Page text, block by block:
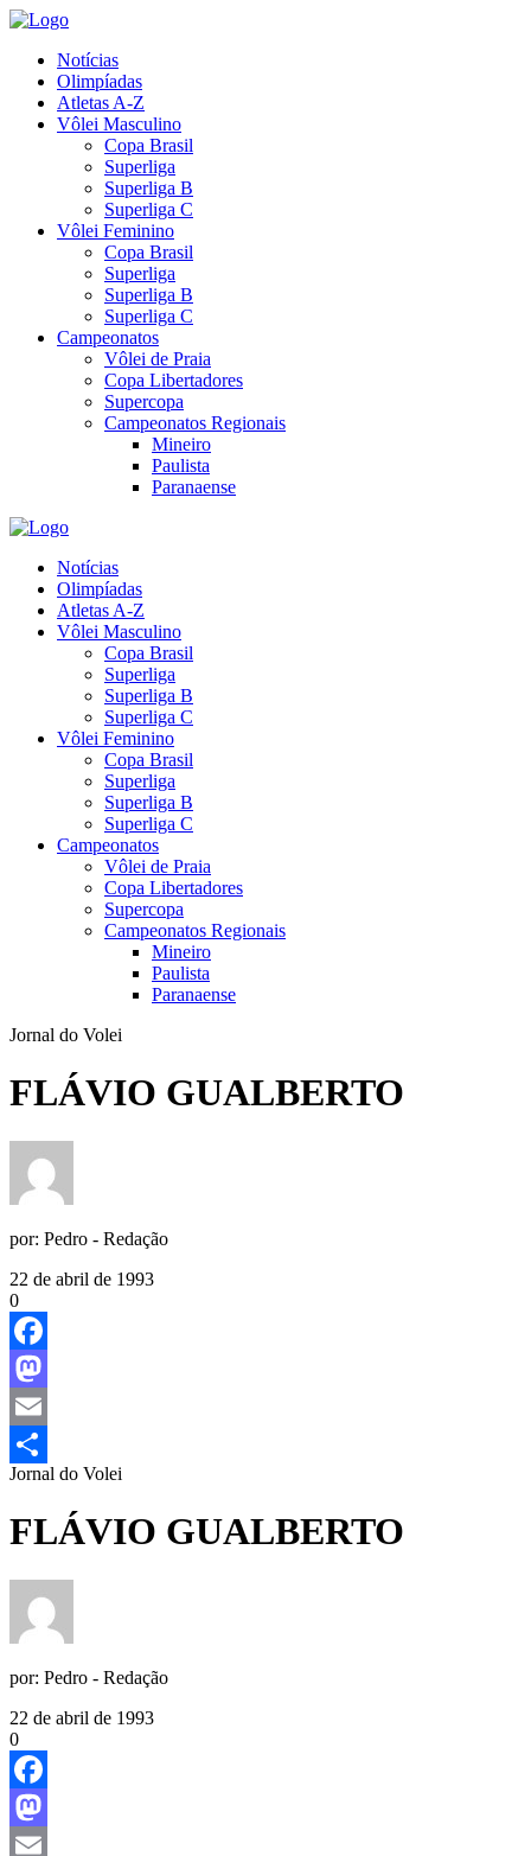
Notícias
Olimpíadas
Atletas A-Z
Vôlei Masculino
Copa Brasil
Superliga
Superliga B
Superliga C
Vôlei Feminino
Copa Brasil
Superliga
Superliga B
Superliga C
Campeonatos
Vôlei de Praia
Copa Libertadores
Supercopa
Campeonatos Regionais
Mineiro
Paulista
Paranaense
Notícias
Olimpíadas
Atletas A-Z
Vôlei Masculino
Copa Brasil
Superliga
Superliga B
Superliga C
Vôlei Feminino
Copa Brasil
Superliga
Superliga B
Superliga C
Campeonatos
Vôlei de Praia
Copa Libertadores
Supercopa
Campeonatos Regionais
Mineiro
Paulista
Paranaense
Jornal do Volei
FLÁVIO GUALBERTO
por: Pedro - Redação
22 de abril de 1993
0
Facebook
Mastodon
Email
Share
Jornal do Volei
FLÁVIO GUALBERTO
por: Pedro - Redação
22 de abril de 1993
0
Facebook
Mastodon